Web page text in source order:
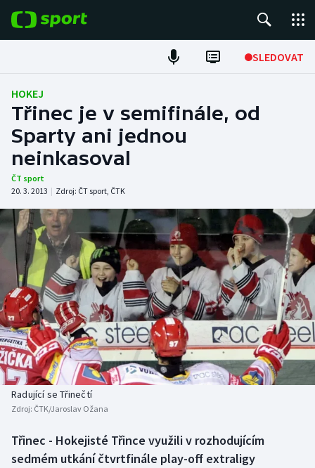
SLEDOVAT
Fotbal
Hokej
Tenis
Atletika
Cyklistika
DALŠÍ SPORTY
Americký fotbal
Baseball a softbal
Basketbal
Biatlon
Box
NEPŘEHLÉDNĚTE
Soutěže
Historické návraty
Aplikace ČT sport
HOKEJ
Třinec je v semifinále, od
Sparty ani jednou
neinkasoval
ČT sport
20. 3. 2013 | Zdroj: ČT sport, ČTK
Radující se Třinečtí
Zdroj: ČTK/Jaroslav Ožana
Třinec - Hokejisté Třince využili v rozhodujícím
sedmém utkání čtvrtfinále play-off extraligy